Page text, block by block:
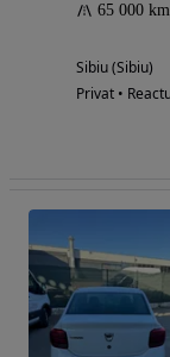
65 000 km
Sibiu (Sibiu)
Privat •